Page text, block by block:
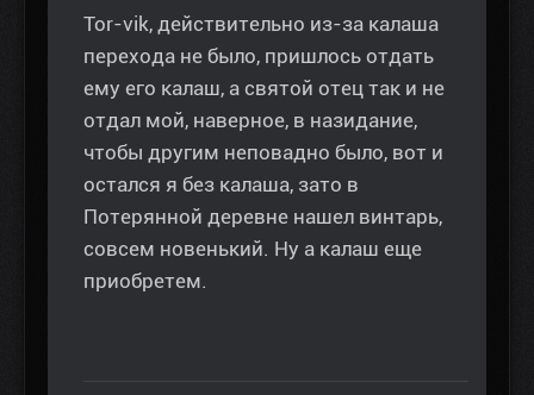
Tor-vik, действительно из-за калаша
перехода не было, пришлось отдать
ему его калаш, а святой отец так и не
отдал мой, наверное, в назидание,
чтобы другим неповадно было, вот и
остался я без калаша, зато в
Потерянной деревне нашел винтарь,
совсем новенький. Ну а калаш еще
приобретем.